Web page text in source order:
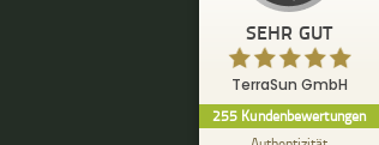
SEHR GUT
TerraSun GmbH
255 Kundenbewertungen
Blick aufs ProvenExpert-Profil werfen
Anonym
5,00
beraten. Unsere Wünsche wurden auch